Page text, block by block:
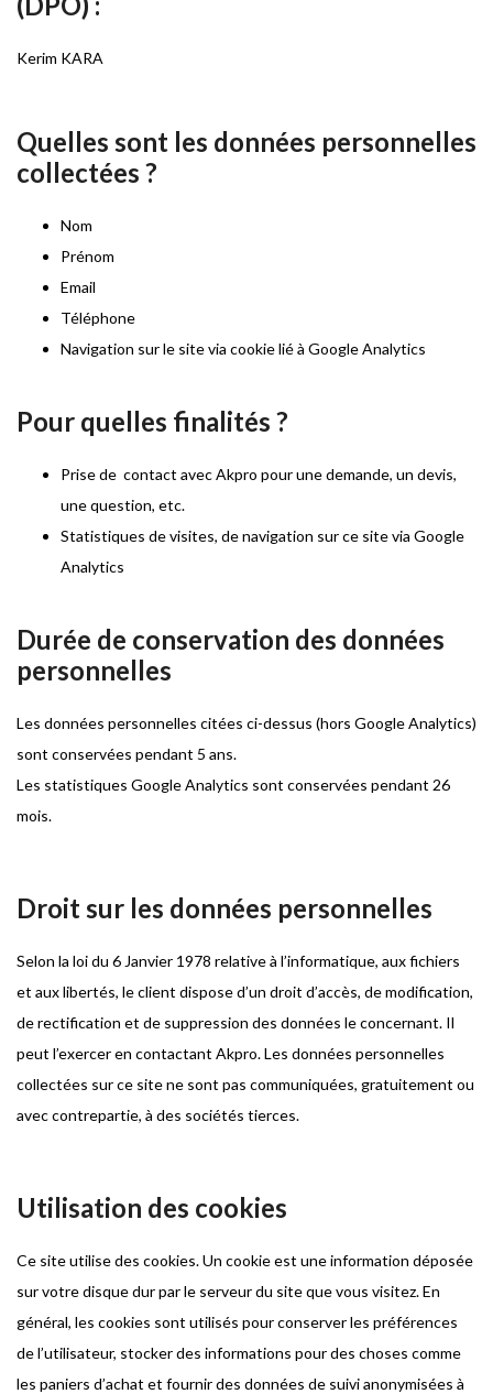
Kerim KARA
Quelles sont les données personnelles
collectées ?
Nom
Prénom
Email
Téléphone
Navigation sur le site via cookie lié à Google Analytics
Pour quelles finalités ?
Prise de contact avec Akpro pour une demande, un devis,
une question, etc.
Statistiques de visites, de navigation sur ce site via Google
Analytics
Durée de conservation des données
personnelles
Les données personnelles citées ci-dessus (hors Google Analytics)
sont conservées pendant 5 ans.
Les statistiques Google Analytics sont conservées pendant 26
mois.
Droit sur les données personnelles
Selon la loi du 6 Janvier 1978 relative à l’informatique, aux fichiers
et aux libertés, le client dispose d’un droit d’accès, de modification,
de rectification et de suppression des données le concernant. Il
peut l’exercer en contactant Akpro. Les données personnelles
collectées sur ce site ne sont pas communiquées, gratuitement ou
avec contrepartie, à des sociétés tierces.
Utilisation des cookies
Ce site utilise des cookies. Un cookie est une information déposée
sur votre disque dur par le serveur du site que vous visitez. En
général, les cookies sont utilisés pour conserver les préférences
de l’utilisateur, stocker des informations pour des choses comme
les paniers d’achat et fournir des données de suivi anonymisées à